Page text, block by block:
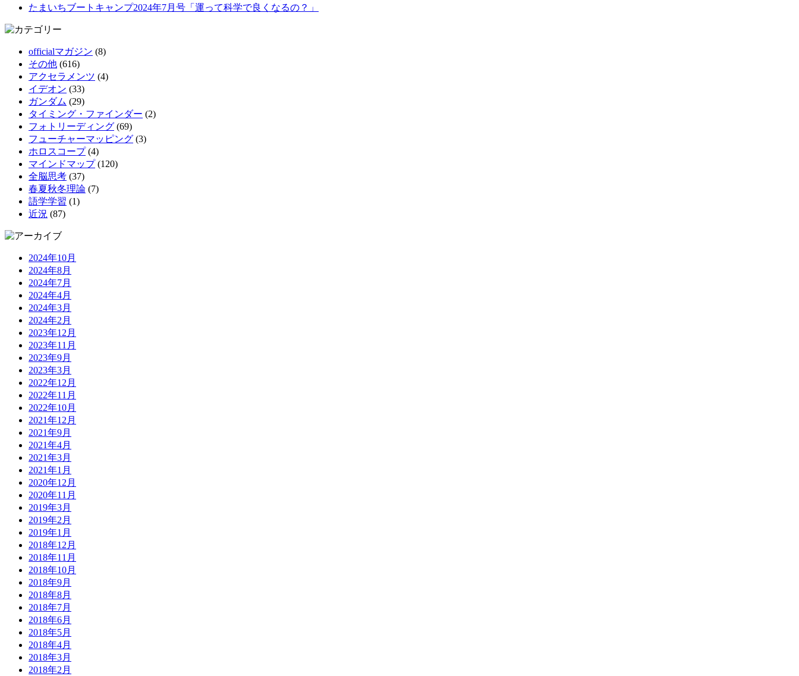
たまいちブートキャンプ2024年7月号「運って科学で良くなるの？」
officialマガジン (8)
その他 (616)
アクセラメンツ (4)
イデオン (33)
ガンダム (29)
タイミング・ファインダー (2)
フォトリーディング (69)
フューチャーマッピング (3)
ホロスコープ(4)
マインドマップ(120)
全脳思考 (37)
春夏秋冬理論 (7)
語学学習 (1)
近況 (87)
2024年10月
2024年8月
2024年7月
2024年4月
2024年3月
2024年2月
2023年12月
2023年11月
2023年9月
2023年3月
2022年12月
2022年11月
2022年10月
2021年12月
2021年9月
2021年4月
2021年3月
2021年1月
2020年12月
2020年11月
2019年3月
2019年2月
2019年1月
2018年12月
2018年11月
2018年10月
2018年9月
2018年8月
2018年7月
2018年6月
2018年5月
2018年4月
2018年3月
2018年2月